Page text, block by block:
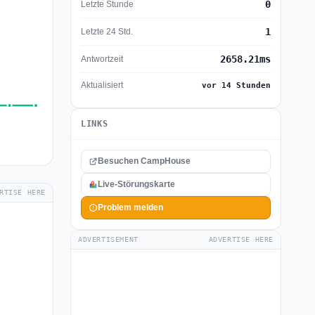
HERE
Letzte Stunde 0
Letzte 24 Std. 1
Antwortzeit 2658.21ms
Aktualisiert vor 14 Stunden
LINKS
Besuchen CampHouse
Live-Störungskarte
Problem melden
ADVERTISEMENT ADVERTISE HERE